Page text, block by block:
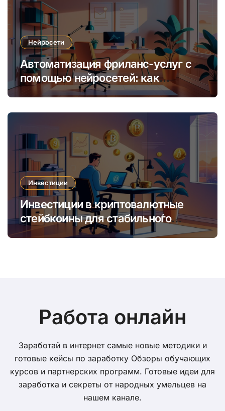
Нейросети
Автоматизация фриланс-услуг с
помощью нейросетей: как
увеличить доход и сократить
Инвестиции
Инвестиции в криптовалютные
стейбкоины для стабильно́го
онлайн-заработка в условиях
Работа онлайн
Заработай в интернет самые новые методики и
готовые кейсы по заработку Обзоры обучающих
курсов и партнерских программ. Готовые идеи для
заработка и секреты от народных умельцев на
нашем канале.